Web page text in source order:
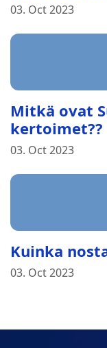
03. Oct 2023
Mitkä ovat
kertoimet??
03. Oct 2023
Kuinka
03. Oct 2023